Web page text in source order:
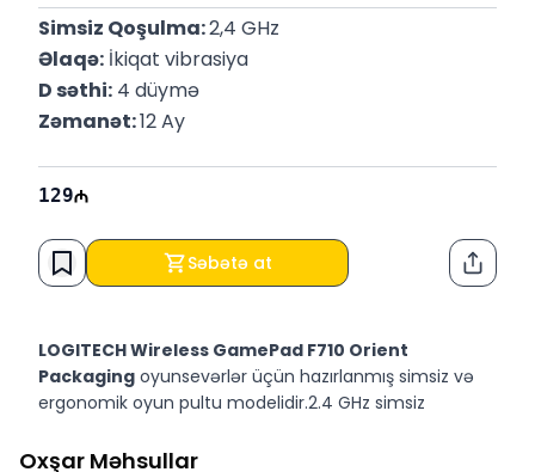
Simsiz Qoşulma: 2,4 GHz
Əlaqə: İkiqat vibrasiya
D səthi: 4 düymə
Zəmanət: 12 Ay
129
Səbətə at
LOGITECH Wireless GamePad F710 Orient
Packaging oyunsevərlər üçün hazırlanmış simsiz və
ergonomik oyun pultu modelidir.2.4 GHz simsiz
gecikməsiz oyun təcrübəsi təmin edir.Dəqiq düymə
Oxşar Məhsullar